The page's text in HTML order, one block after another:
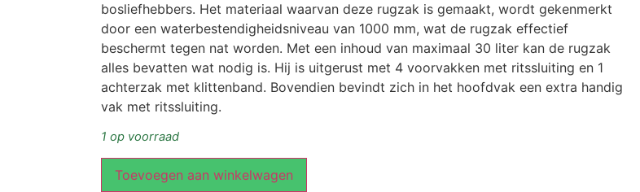
bosliefhebbers. Het materiaal waarvan deze rugzak is gemaakt, wordt gekenmerkt
door een waterbestendigheidsniveau van 1000 mm, wat de rugzak effectief
beschermt tegen nat worden. Met een inhoud van maximaal 30 liter kan de rugzak
alles bevatten wat nodig is. Hij is uitgerust met 4 voorvakken met ritssluiting en 1
achterzak met klittenband. Bovendien bevindt zich in het hoofdvak een extra handig
vak met ritssluiting.
1 op voorraad
Toevoegen aan winkelwagen